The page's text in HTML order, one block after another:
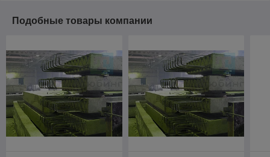
Подобные товары компании